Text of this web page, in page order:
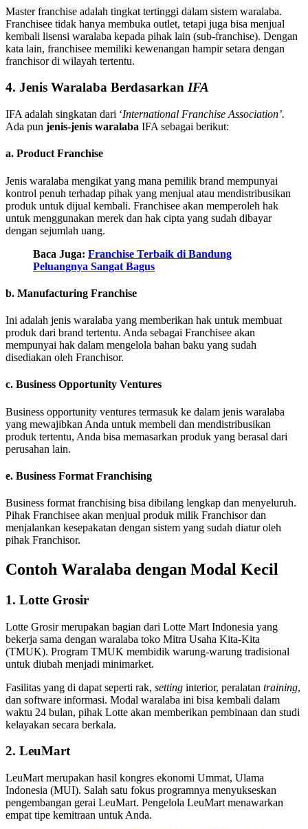
Master franchise adalah tingkat tertinggi dalam sistem waralaba.
Franchisee tidak hanya membuka outlet, tetapi juga bisa menjual
kembali lisensi waralaba kepada pihak lain (sub-franchise). Dengan
kata lain, franchisee memiliki kewenangan hampir setara dengan
franchisor di wilayah tertentu.
4. Jenis Waralaba Berdasarkan IFA
IFA adalah singkatan dari ‘International Franchise Association’.
Ada pun jenis-jenis waralaba IFA sebagai berikut:
a. Product Franchise
Jenis waralaba mengikat yang mana pemilik brand mempunyai
kontrol penuh terhadap pihak yang menjual atau mendistribusikan
produk untuk dijual kembali. Franchisee akan memperoleh hak
untuk menggunakan merek dan hak cipta yang sudah dibayar
dengan sejumlah uang.
Baca Juga: Franchise Terbaik di Bandung
Peluangnya Sangat Bagus
b. Manufacturing Franchise
Ini adalah jenis waralaba yang memberikan hak untuk membuat
produk dari brand tertentu. Anda sebagai Franchisee akan
mempunyai hak dalam mengelola bahan baku yang sudah
disediakan oleh Franchisor.
c. Business Opportunity Ventures
Business opportunity ventures termasuk ke dalam jenis waralaba
yang mewajibkan Anda untuk membeli dan mendistribusikan
produk tertentu, Anda bisa memasarkan produk yang berasal dari
perusahan lain.
e. Business Format Franchising
Business format franchising bisa dibilang lengkap dan menyeluruh.
Pihak Franchisee akan menjual produk milik Franchisor dan
menjalankan kesepakatan dengan sistem yang sudah diatur oleh
pihak Franchisor.
Contoh Waralaba dengan Modal Kecil
1. Lotte Grosir
Lotte Grosir merupakan bagian dari Lotte Mart Indonesia yang
bekerja sama dengan waralaba toko Mitra Usaha Kita-Kita
(TMUK). Program TMUK membidik warung-warung tradisional
untuk diubah menjadi minimarket.
Fasilitas yang di dapat seperti rak, setting interior, peralatan training,
dan software informasi. Modal waralaba ini bisa kembali dalam
waktu 24 bulan, pihak Lotte akan memberikan pembinaan dan studi
kelayakan secara berkala.
2. LeuMart
LeuMart merupakan hasil kongres ekonomi Ummat, Ulama
Indonesia (MUI). Salah satu fokus programnya menyukseskan
pengembangan gerai LeuMart. Pengelola LeuMart menawarkan
empat tipe kemitraan untuk Anda.